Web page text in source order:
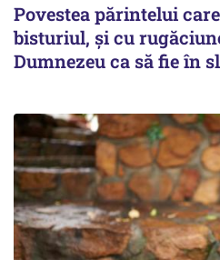
Povestea părintelui
bisturiul, și cu
Dumnezeu ca să fie în